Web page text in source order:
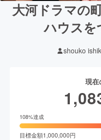
大河ドラマの
ハウスを
shouko
現在
108%達成
目標金額1,000,000円